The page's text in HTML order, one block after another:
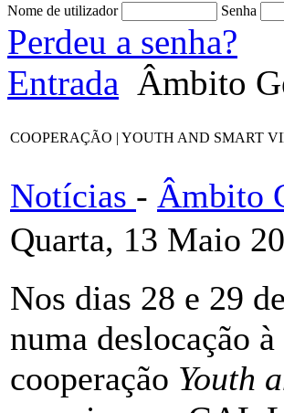
Nome de utilizador Senha
Perdeu a senha?
Entrada Âmbito
COOPERAÇÃO | YOUTH AND SMART
Notícias - Âmbito
Quarta, 13 Maio
Nos dias 28 e 29
numa deslocação
cooperação Youth